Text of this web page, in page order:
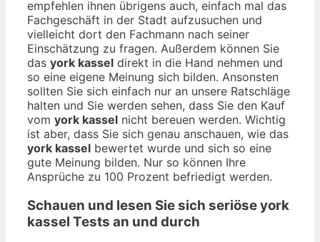
empfehlen ihnen übrigens auch, einfach mal das
Fachgeschäft in der Stadt aufzusuchen und
vielleicht dort den Fachmann nach seiner
Einschätzung zu fragen. Außerdem können Sie
das york kassel direkt in die Hand nehmen und
so eine eigene Meinung sich bilden. Ansonsten
sollten Sie sich einfach nur an unsere Ratschläge
halten und Sie werden sehen, dass Sie den Kauf
vom york kassel nicht bereuen werden. Wichtig
ist aber, dass Sie sich genau anschauen, wie das
york kassel bewertet wurde und sich so eine
gute Meinung bilden. Nur so können Ihre
Ansprüche zu 100 Prozent befriedigt werden.
Schauen und lesen Sie sich seriöseyork
kassel Tests an und durch